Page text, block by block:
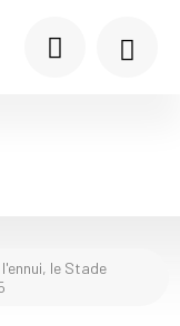
le Stade